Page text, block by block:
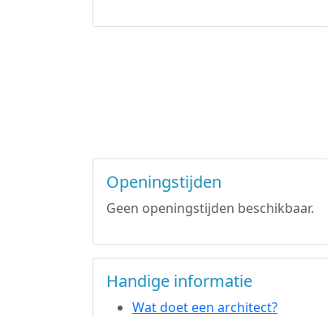
Openingstijden
Geen openingstijden beschikbaar.
Handige informatie
Wat doet een architect?